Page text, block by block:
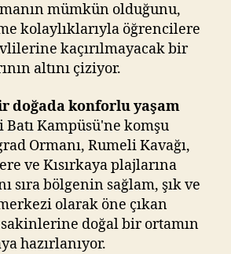
mümkün olduğunu,
kolaylıklarıyla öğrencilere
kaçırılmayacak bir
altını çiziyor.
doğada konforlu yaşam
Kampüsü'ne komşu
Ormanı, Rumeli Kavağı,
ve Kısırkaya plajlarına
sıra bölgenin sağlam, şık ve
olarak öne çıkan
sakinlerine doğal bir ortamın
hazırlanıyor.